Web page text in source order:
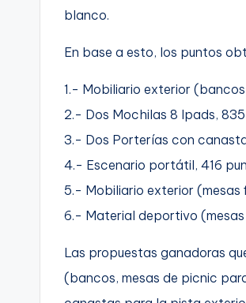
blanco.
En base a esto, los puntos
1.- Mobiliario exterior
2.- Dos Mochilas 8 Ipads,
3.- Dos Porterías con
4.- Escenario portátil, 416
5.- Mobiliario exterior
6.- Material deportivo
Las propuestas ganadoras
(bancos, mesas de picnic